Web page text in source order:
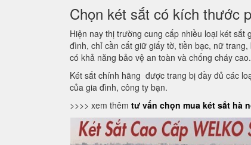
Chọn két sắt có kích thước
Hiện nay thị trường cung cấp nhiều loại két
đình, chỉ cần cất giữ giấy tờ, tiền bạc, nữ
có khả năng bảo vệ an toàn và chống cháy cao.
Két sắt chính hãng được trang bị đầy đủ các
của gia đình, công ty bạn.
>>>> xem thêm tư vấn chọn mua két sắt hà